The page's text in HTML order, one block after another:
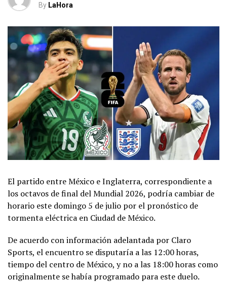
By LaHora
El partido entre México e Inglaterra, correspondiente a
los octavos de final del Mundial 2026, podría cambiar de
horario este domingo 5 de julio por el pronóstico de
tormenta eléctrica en Ciudad de México.
De acuerdo con información adelantada por Claro
Sports, el encuentro se disputaría a las 12:00 horas,
tiempo del centro de México, y no a las 18:00 horas como
originalmente se había programado para este duelo.